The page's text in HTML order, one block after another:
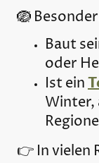
🪺
Baut
oder
Ist ein
Winter,
👉 In vielen